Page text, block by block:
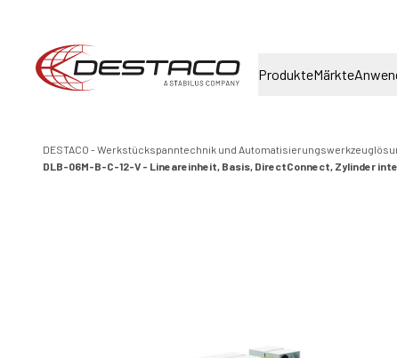
ProdukteMärkte
DESTACO - Werkstückspanntechnik und
DLB-06M-B-C-12-V - Lineareinheit, Basis, DirectConnect, Zylinder